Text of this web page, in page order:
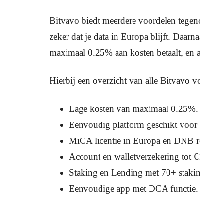
Bitvavo biedt meerdere voordelen
zeker dat je data in Europa blijft.
maximaal 0.25% aan kosten betaalt,
Hierbij een overzicht van alle Bitvavo
Lage kosten van maximaal 0.25%.
Eenvoudig platform geschikt voor
MiCA licentie in Europa en DNB
Account en walletverzekering tot
Staking en Lending met 70+
Eenvoudige app met DCA functie.